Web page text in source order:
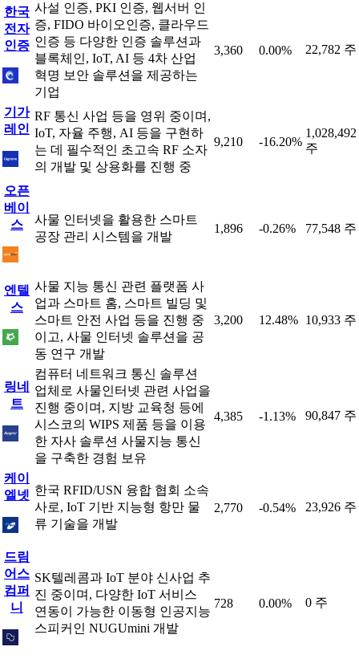
한국
전자
인증
사설 인증, PKI 인증, 웹서버 인
증, FIDO 바이오인증, 클라우드
인증 등 다양한 인증 솔루션과
블록체인, IoT, AI 등 4차 산업
혁명 보안 솔루션을 제공하는
기업
3,360 0.00% 22,782 주
기가
레인
RF 통신 사업 등을 영위 중이며,
IoT, 자율 주행, AI 등을 구현하
는 데 필수적인 초고속 RF 소자
의 개발 및 상용화를 진행 중
9,210 -16.20%
1,028,492
주
오픈
베이
스
사물 인터넷을 활용한 스마트
공장 관리 시스템을 개발
1,896 -0.26% 77,548 주
엔텔
스
사물 지능 통신 관련 플랫폼 사
업과 스마트 홈, 스마트 빌딩 및
스마트 안전 사업 등을 진행 중
이고, 사물 인터넷 솔루션을 공
동 연구 개발
3,200 12.48% 10,933 주
링네
트
컴퓨터 네트워크 통신 솔루션
업체로 사물인터넷 관련 사업을
진행 중이며, 지방 교육청 등에
시스코의 WIPS 제품 등을 이용
한 자사 솔루션 사물지능 통신
을 구축한 경험 보유
4,385 -1.13% 90,847 주
케이
엘넷 한국 RFID/USN 융합 협회 소속
사로, IoT 기반 지능형 항만 물
류 기술을 개발
2,770 -0.54% 23,926 주
드림
어스
컴퍼
니
SK텔레콤과 IoT 분야 신사업 추
진 중이며, 다양한 IoT 서비스
연동이 가능한 이동형 인공지능
스피커인 NUGUmini 개발
728 0.00% 0 주